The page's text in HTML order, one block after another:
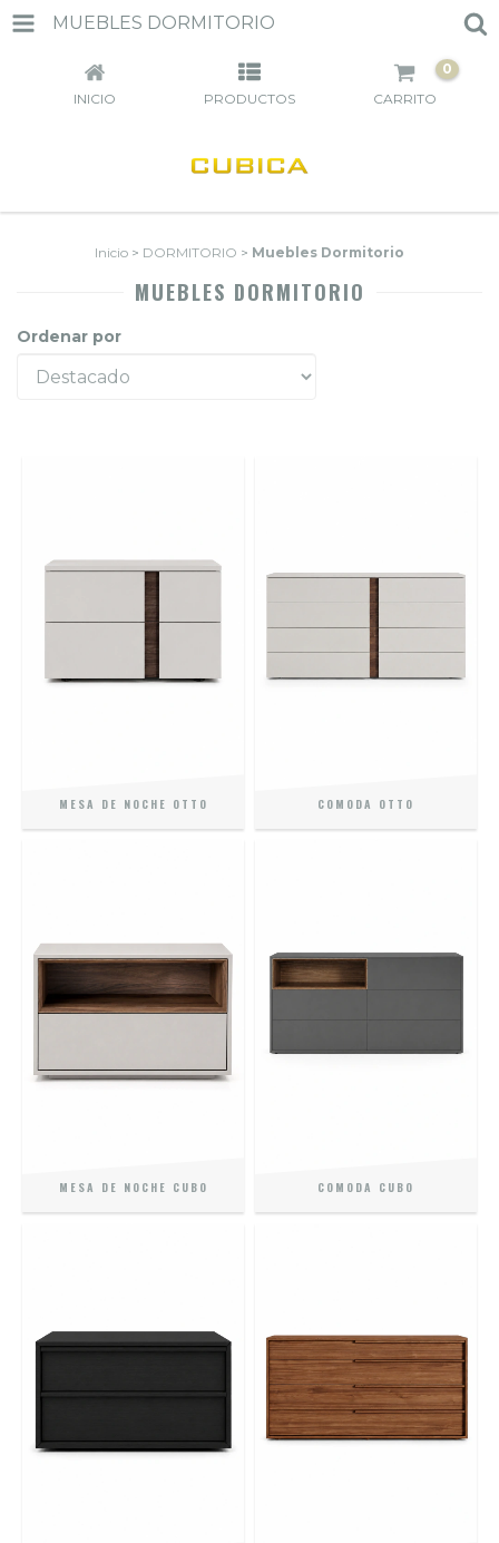
MUEBLES DORMITORIO
INICIO PRODUCTOS CARRITO
0
Inicio > DORMITORIO > Muebles Dormitorio
MUEBLES DORMITORIO
Ordenar por
MESA DE NOCHE OTTO COMODA OTTO
MESA DE NOCHE CUBO COMODA CUBO